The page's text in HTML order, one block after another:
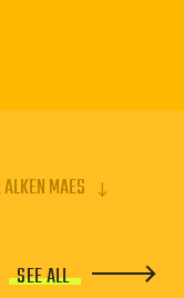
MAES
SEE ALL